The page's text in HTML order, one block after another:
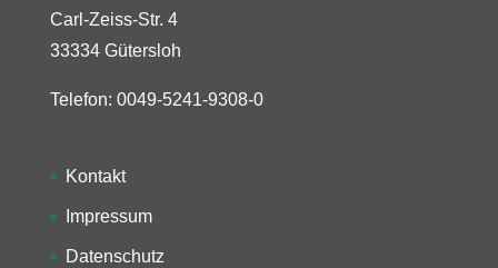
Carl-Zeiss-Str. 4
33334 Gütersloh
Telefon: 0049-5241-9308-0
Kontakt
Impressum
Datenschutz